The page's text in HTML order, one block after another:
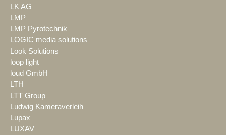
LK AG
LMP
LMP Pyrotechnik
LOGIC media solutions
Look Solutions
loop light
loud GmbH
LTH
LTT Group
Ludwig Kameraverleih
Lupax
LUXAV